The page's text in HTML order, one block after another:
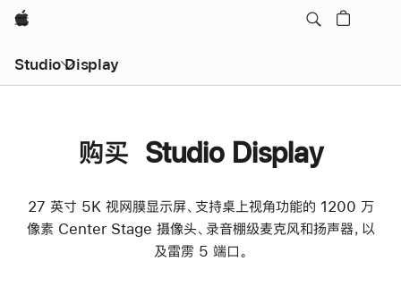
Apple
Studio Display
购买 Studio Display
27 英寸 5K 视网膜显示屏、支持桌上视角功能的 1200 万
像素 Center Stage 摄像头、录音棚级麦克风和扬声器，以
及雷雳 5 端口。